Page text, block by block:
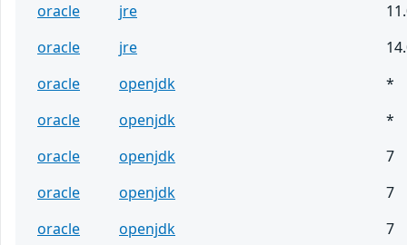
oracle
jre
oracle
jre
oracle
openjdk
*
oracle
openjdk
*
oracle
openjdk
7
oracle
openjdk
7
oracle
openjdk
7